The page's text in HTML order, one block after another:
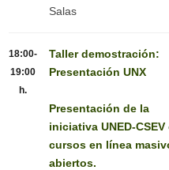
Salas
18:00-
19:00
h.
Taller demostración:
Presentación UNX
Presentación de la
iniciativa UNED-CSEV
cursos en línea
abiertos.